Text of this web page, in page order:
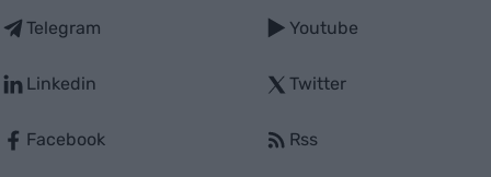
Telegram
Linkedin
Facebook
Youtube
Twitter
Rss